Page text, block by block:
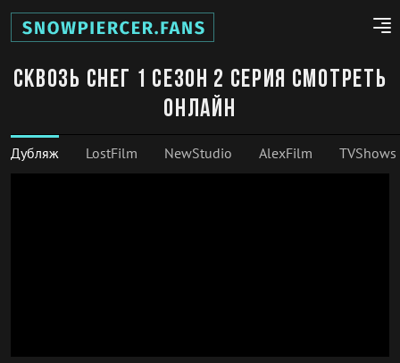
Сквозь снег 1 сезон 2 серия смотреть
онлайн
Дубляж LostFilm NewStudio AlexFilm TVShows